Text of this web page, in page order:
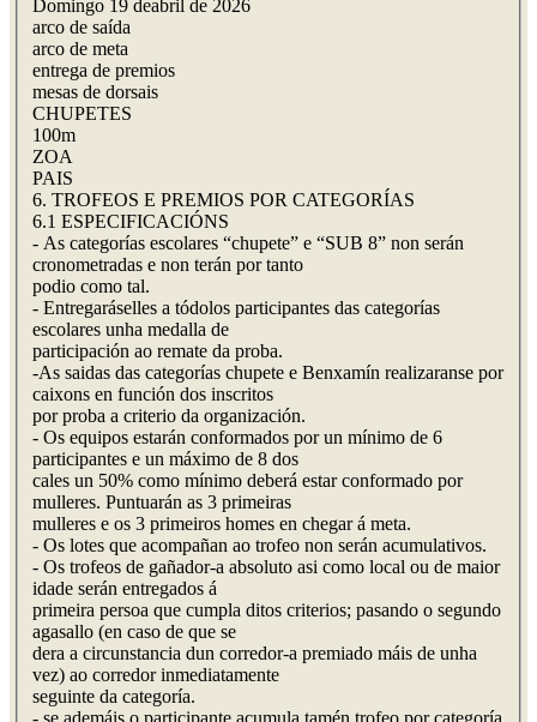
Domingo 19 deabril de 2026
arco de saída
arco de meta
entrega de premios
mesas de dorsais
CHUPETES
100m
ZOA
PAIS
6. TROFEOS E PREMIOS POR CATEGORÍAS
6.1 ESPECIFICACIÓNS
- As categorías escolares “chupete” e “SUB 8” non serán
cronometradas e non terán por tanto
podio como tal.
- Entregaráselles a tódolos participantes das categorías
escolares unha medalla de
participación ao remate da proba.
-As saidas das categorías chupete e Benxamín realizaranse por
caixons en función dos inscritos
por proba a criterio da organización.
- Os equipos estarán conformados por un mínimo de 6
participantes e un máximo de 8 dos
cales un 50% como mínimo deberá estar conformado por
mulleres. Puntuarán as 3 primeiras
mulleres e os 3 primeiros homes en chegar á meta.
- Os lotes que acompañan ao trofeo non serán acumulativos.
- Os trofeos de gañador-a absoluto asi como local ou de maior
idade serán entregados á
primeira persoa que cumpla ditos criterios; pasando o segundo
agasallo (en caso de que se
dera a circunstancia dun corredor-a premiado máis de unha
vez) ao corredor inmediatamente
seguinte da categoría.